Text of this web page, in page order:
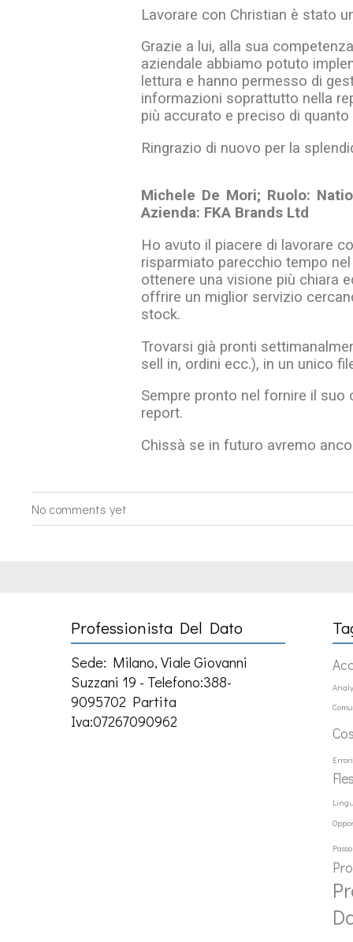
Lavorare con Christian è stato
Grazie a lui, alla sua
aziendale abbiamo potuto
lettura e hanno permesso di
informazioni soprattutto nella
più accurato e preciso di
Ringrazio di nuovo per la
Michele De Mori; Ruolo:
Azienda: FKA Brands Ltd
Ho avuto il piacere di lavorare
risparmiato parecchio tempo
ottenere una visione più chiara
offrire un miglior servizio
stock.
Trovarsi già pronti
sell in, ordini ecc.), in un unico
Sempre pronto nel fornire il
report.
Chissà se in futuro avremo
No comments yet
Professionista Del Dato
Sede: Milano, Viale Giovanni
Suzzani 19 - Telefono:388-
9095702 Partita
Iva:07267090962
Errori
Passo